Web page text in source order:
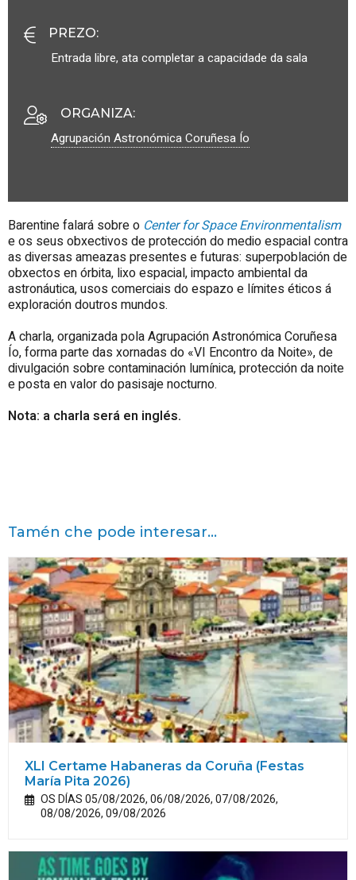
PREZO:
Entrada libre, ata completar a capacidade da sala
ORGANIZA:
Agrupación Astronómica Coruñesa Ío
Barentine falará sobre o Center for Space Environmentalism
e os seus obxectivos de protección do medio espacial contra
as diversas ameazas presentes e futuras: superpoblación de
obxectos en órbita, lixo espacial, impacto ambiental da
astronáutica, usos comerciais do espazo e límites éticos á
exploración doutros mundos.
A charla, organizada pola Agrupación Astronómica Coruñesa
Ío, forma parte das xornadas do «VI Encontro da Noite», de
divulgación sobre contaminación lumínica, protección da noite
e posta en valor do pasisaje nocturno.
Nota: a charla será en inglés.
Tamén che pode interesar...
XLI Certame Habaneras da Coruña (Festas
María Pita 2026)
OS DÍAS 05/08/2026, 06/08/2026, 07/08/2026,
08/08/2026, 09/08/2026